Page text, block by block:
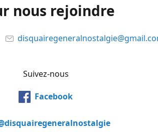
nous rejoindre
Suivez-nous
Facebook